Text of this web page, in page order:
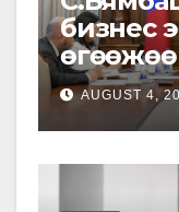
бизнес
байх
AUGUST 4,